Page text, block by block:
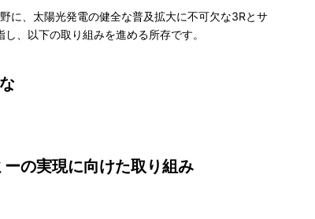
に、太陽光発電の健全な普及拡大に不可欠な3Rとサ
、以下の取り組みを進める所存です。
の実現に向けた取り組み